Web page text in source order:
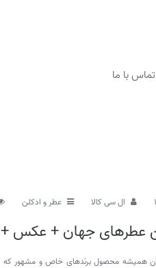
تماس با ما
ال سی کالا عطر و ادکلن
عطرهای جهان + عکس
همیشه محصول برندهای خاص و مشهور که